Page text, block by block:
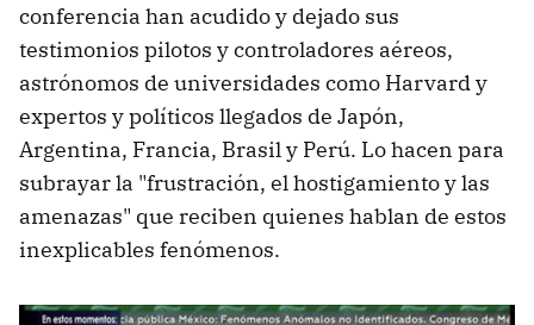
conferencia han acudido y dejado sus
testimonios pilotos y controladores aéreos,
astrónomos de universidades como Harvard y
expertos y políticos llegados de Japón,
Argentina, Francia, Brasil y Perú. Lo hacen para
subrayar la "frustración, el hostigamiento y las
amenazas" que reciben quienes hablan de estos
inexplicables fenómenos.